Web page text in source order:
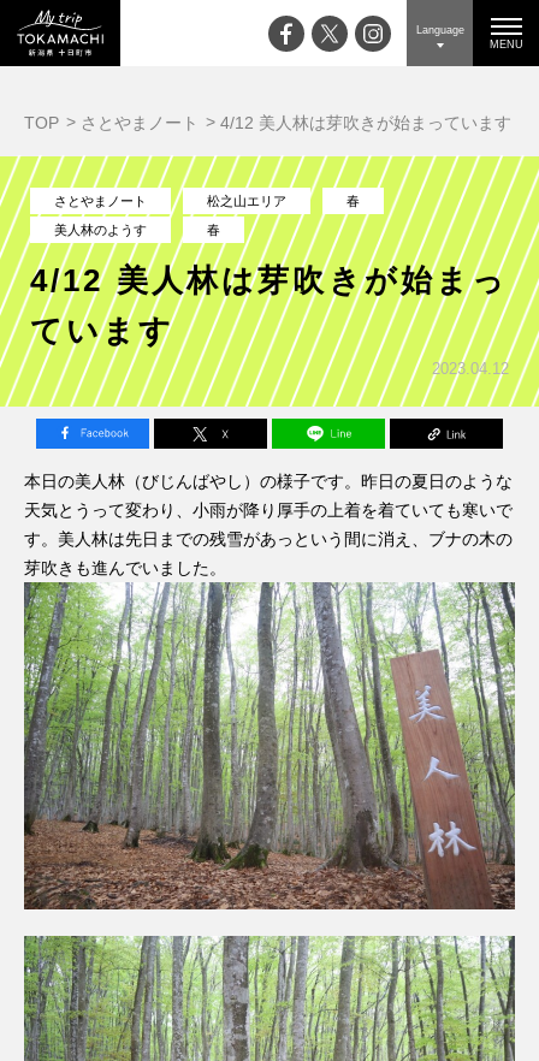
Language
MENU
TOP さとやまノート 4/12 美人林は芽吹きが始まっています
さとやまノート 松之山エリア
春
美人林のようす
春
4/12 美人林は芽吹きが始まっ
ています
2023.04.12
本日の美人林（びじんばやし）の様子です。昨日の夏日のような
天気とうって変わり、小雨が降り厚手の上着を着ていても寒いで
す。美人林は先日までの残雪があっという間に消え、ブナの木の
芽吹きも進んでいました。